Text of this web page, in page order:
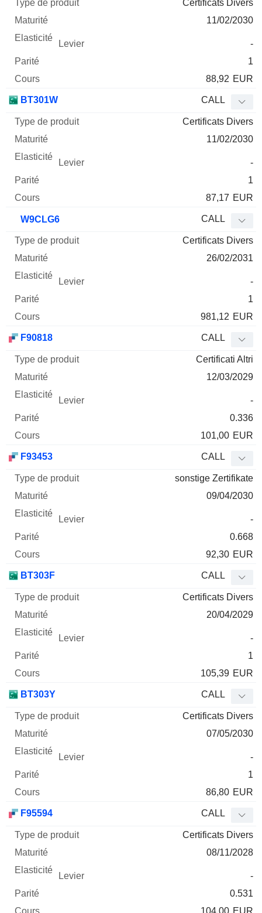
Certificats Divers
11/02/2030
-
1
88,92 EUR
BT301W CALL
Certificats Divers
11/02/2030
-
1
87,17 EUR
W9CLG6 CALL
Certificats Divers
26/02/2031
-
1
981,12 EUR
F90818 CALL
Certificati Altri
12/03/2029
-
0.336
101,00 EUR
F93453 CALL
sonstige Zertifikate
09/04/2030
-
0.668
92,30 EUR
BT303F CALL
Certificats Divers
20/04/2029
-
1
105,39 EUR
BT303Y CALL
Certificats Divers
07/05/2030
-
1
86,80 EUR
F95594 CALL
Certificats Divers
08/11/2028
-
0.531